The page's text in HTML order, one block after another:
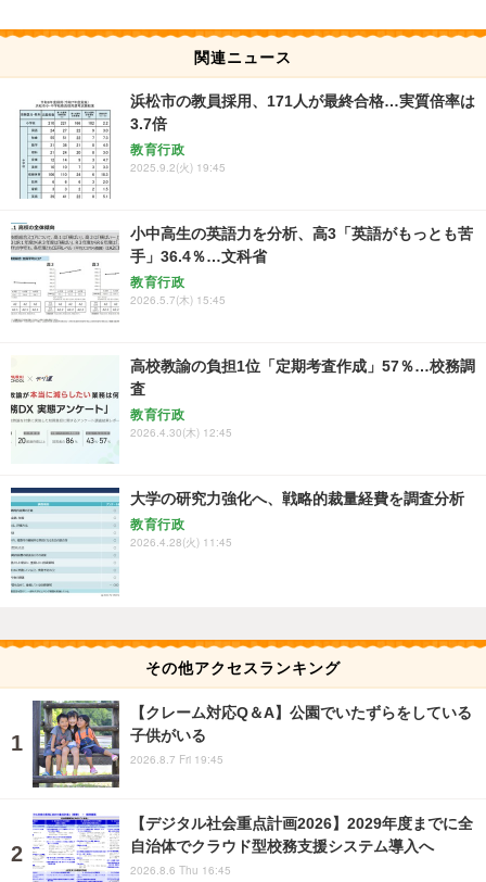
関連ニュース
浜松市の教員採用、171人が最終合格…実質倍率は
3.7倍
教育行政
2025.9.2(火) 19:45
小中高生の英語力を分析、高3「英語がもっとも苦
手」36.4％…文科省
教育行政
2026.5.7(木) 15:45
高校教諭の負担1位「定期考査作成」57％…校務調
査
教育行政
2026.4.30(木) 12:45
大学の研究力強化へ、戦略的裁量経費を調査分析
教育行政
2026.4.28(火) 11:45
その他アクセスランキング
【クレーム対応Q＆A】公園でいたずらをしている
子供がいる
2026.8.7 Fri 19:45
【デジタル社会重点計画2026】2029年度までに全
自治体でクラウド型校務支援システム導入へ
2026.8.6 Thu 16:45